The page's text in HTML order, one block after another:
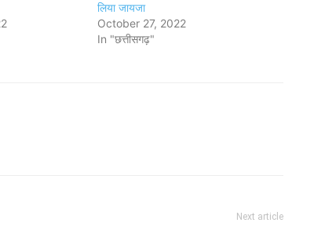
लिया जायजा
October 27, 2022
In "छत्तीसगढ़"
Next article